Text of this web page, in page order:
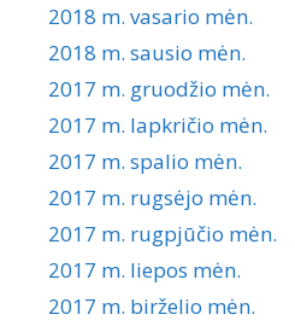
2018 m. vasario mėn.
2018 m. sausio mėn.
2017 m. gruodžio mėn.
2017 m. lapkričio mėn.
2017 m. spalio mėn.
2017 m. rugsėjo mėn.
2017 m. rugpjūčio mėn.
2017 m. liepos mėn.
2017 m. birželio mėn.